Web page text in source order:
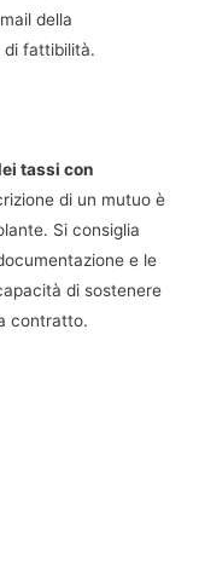
della
di fattibilità.
tassi con
di un mutuo è
Si consiglia
e le
di sostenere
contratto.